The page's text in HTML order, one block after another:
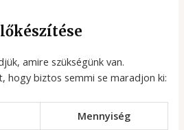
amire szükségünk van.
hogy biztos semmi se maradjon ki:
Mennyiség